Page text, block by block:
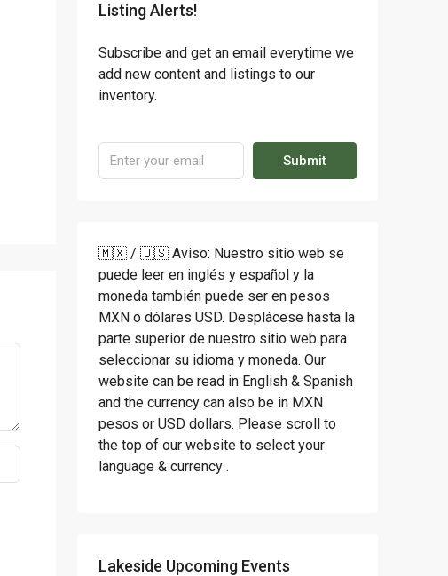
Listing Alerts!
Subscribe and get an email everytime we
add new content and listings to our
inventory.
Submit
🇲🇽 / 🇺🇸 Aviso: Nuestro sitio web se
puede leer en inglés y español y la
moneda también puede ser en pesos
MXN o dólares USD. Desplácese hasta la
parte superior de nuestro sitio web para
seleccionar su idioma y moneda. Our
website can be read in English & Spanish
and the currency can also be in MXN
pesos or USD dollars. Please scroll to
the top of our website to select your
language & currency .
Lakeside Upcoming Events